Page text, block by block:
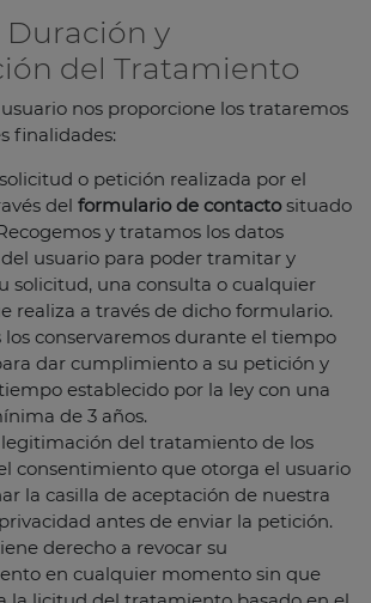
Duración y
del Tratamiento
nos proporcione los trataremos
finalidades:
o petición realizada por el
del formulario de contactosituado
y tratamos los datos
usuario para poder tramitar y
solicitud, una consulta o cualquier
realiza a través de dicho formulario.
los conservaremos durante el tiempo
dar cumplimiento a su petición y
establecido por la ley con una
de 3 años.
legitimación del tratamiento de los
consentimiento que otorga el usuario
la casilla de aceptación de nuestra
antes de enviar la petición.
derecho a revocar su
en cualquier momento sin que